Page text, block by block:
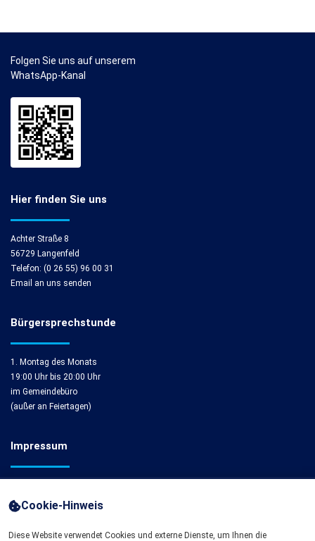
Folgen Sie uns auf unserem
WhatsApp-Kanal
Hier finden Sie uns
Achter Straße 8
56729 Langenfeld
Telefon: (0 26 55) 96 00 31
Email an uns senden
Bürgersprechstunde
1. Montag des Monats
19:00 Uhr bis 20:00 Uhr
im Gemeindebüro
(außer an Feiertagen)
Impressum
Cookie-Einstellungen
Cookie-Hinweis
Diese Website verwendet Cookies und externe Dienste, um Ihnen die